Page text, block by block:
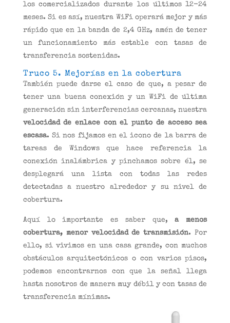
los comercializados durante los últimos 12-24
meses. Si es así, nuestra WiFi operará mejor y más
rápido que en la banda de 2,4 GHz, amén de tener
un funcionamiento más estable con tasas de
transferencia sostenidas.
Truco 5. Mejorías en la cobertura
También puede darse el caso de que, a pesar de
tener una buena conexión y un WiFi de última
generación sin interferencias cercanas, nuestra
velocidad de enlace con el punto de acceso sea
escasa. Si nos fijamos en el icono de la barra de
tareas de Windows que hace referencia la
conexión inalámbrica y pinchamos sobre él, se
desplegará una lista con todas las redes
detectadas a nuestro alrededor y su nivel de
cobertura.
Aquí lo importante es saber que,a menos
cobertura, menor velocidad de transmisión. Por
ello, si vivimos en una casa grande, con muchos
obstáculos arquitectónicos o con varios pisos,
podemos encontrarnos con que la señal llega
hasta nosotros de manera muy débil y con tasas de
transferencia mínimas.